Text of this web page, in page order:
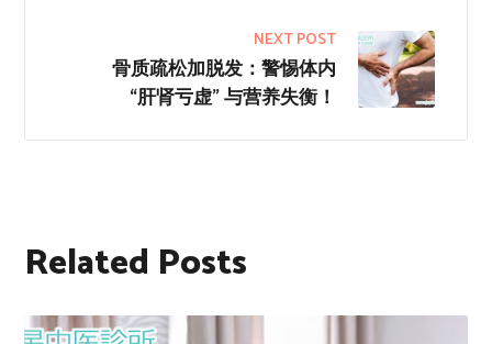
NEXT POST
骨质疏松加脱发：警惕体内
“肝肾亏虚” 与营养失衡！
Related Posts